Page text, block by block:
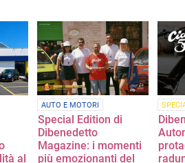
al
AUTO E MOTORI
Special Edition di
Dibenedetto
Magazine: i momenti
più emozionanti del